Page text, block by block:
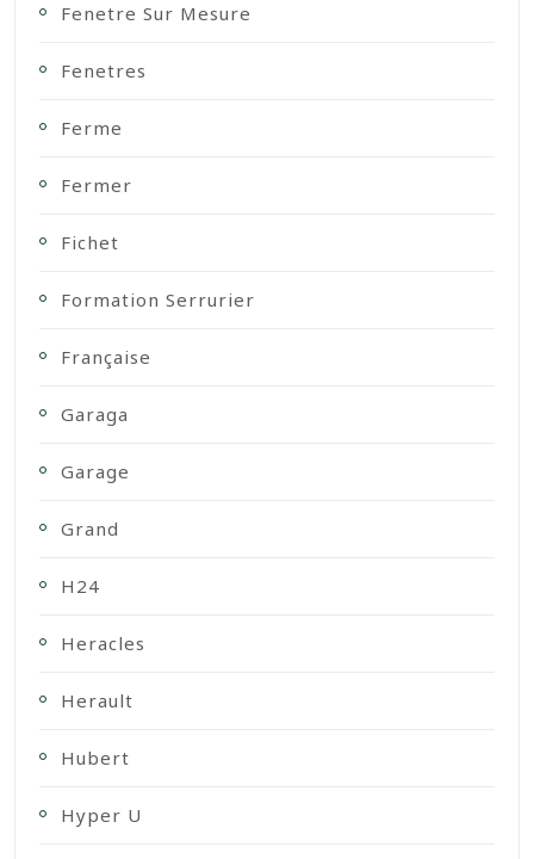
Fenetre Sur Mesure
Fenetres
Ferme
Fermer
Fichet
Formation Serrurier
Française
Garaga
Garage
Grand
H24
Heracles
Herault
Hubert
Hyper U